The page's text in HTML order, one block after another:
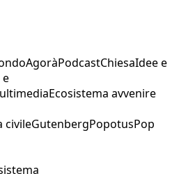
AgoràPodcastChiesaIdee e
e
Ecosistema avvenire
civileGutenbergPopotusPop